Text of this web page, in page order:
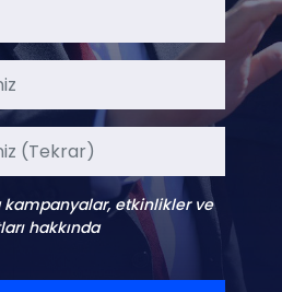
etkinlikler ve
hakkında